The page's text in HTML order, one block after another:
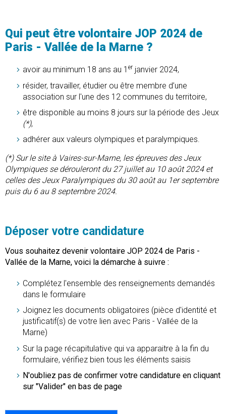
Qui peut être volontaire JOP 2024 de
Paris - Vallée de la Marne ?
avoir au minimum 18 ans au 1 er janvier 2024,
résider, travailler, étudier ou être membre d’une
association sur l'une des 12 communes du territoire,
être disponible au moins 8 jours sur la période des Jeux
(*),
adhérer aux valeurs olympiques et paralympiques.
(*) Sur le site à Vaires-sur-Marne, les épreuves des Jeux
Olympiques se dérouleront du 27 juillet au 10 août 2024 et
celles des Jeux Paralympiques du 30 août au 1er septembre
puis du 6 au 8 septembre 2024.
Déposer votre candidature
Vous souhaitez devenir volontaire JOP 2024 de Paris -
Vallée de la Marne, voici la démarche à suivre :
Complétez l'ensemble des renseignements demandés
dans le formulaire
Joignez les documents obligatoires (pièce d'identité et
justificatif(s) de votre lien avec Paris - Vallée de la
Marne)
Sur la page récapitulative qui va apparaitre à la fin du
formulaire, vérifiez bien tous les éléments saisis
N'oubliez pas de confirmer votre candidature en cliquant
sur "Valider" en bas de page